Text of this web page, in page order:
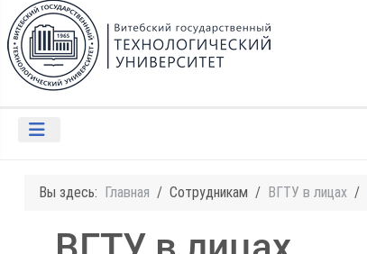
Вы здесь: Главная Сотрудникам ВГТУ в лицах